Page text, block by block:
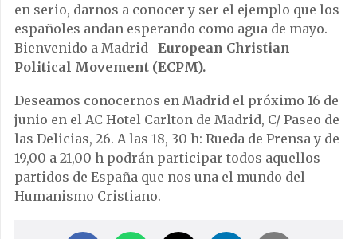
en serio, darnos a conocer y ser el ejemplo que los
españoles andan esperando como agua de mayo.
Bienvenido a Madrid European Christian
Political Movement (ECPM).
Deseamos conocernos en Madrid el próximo 16 de
junio en el AC Hotel Carlton de Madrid, C/ Paseo de
las Delicias, 26. A las 18, 30 h: Rueda de Prensa y de
19,00 a 21,00 h podrán participar todos aquellos
partidos de España que nos una el mundo del
Humanismo Cristiano.